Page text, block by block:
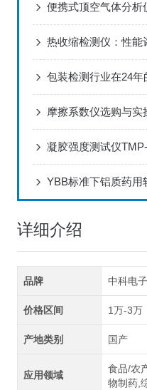
热收缩检测仪：性能
包装检测行业在24年
YBB标准下铝质药用
详细介绍
品牌 中科电子
价格区间 1万-3万
产地类别 国产
应用领域
食品/农
物制药,